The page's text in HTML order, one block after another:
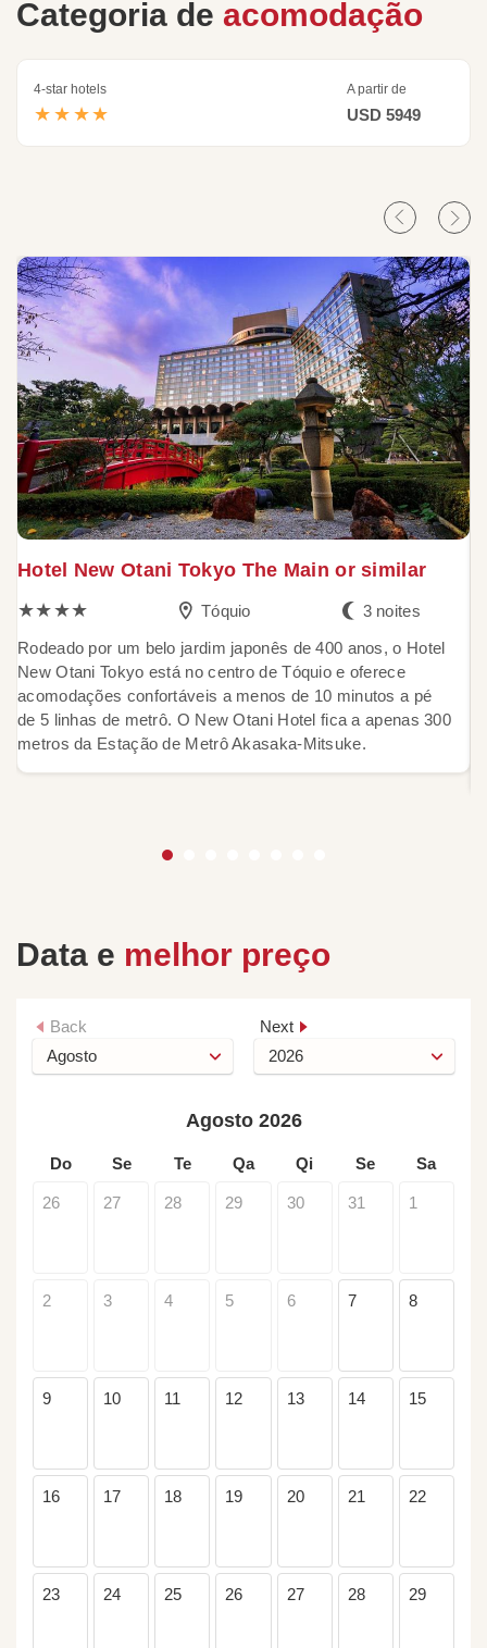
Categoria de acomodação
4-star hotels
★★★★
A partir de
USD 5949
Hotel New Otani Tokyo The Main or similar
★★★★
Tóquio 3 noites
Rodeado por um belo jardim japonês de 400 anos, o Hotel
New Otani Tokyo está no centro de Tóquio e oferece
acomodações confortáveis a menos de 10 minutos a pé
de 5 linhas de metrô. O New Otani Hotel fica a apenas 300
metros da Estação de Metrô Akasaka-Mitsuke.
Data e melhor preço
Back Next
Agosto 2026
Do Se Te Qa Qi Se Sa
26 27 28 29 30 31 1
2 3 4 5 6 7 8
9 10 11 12 13 14 15
16 17 18 19 20 21 22
23 24 25 26 27 28 29